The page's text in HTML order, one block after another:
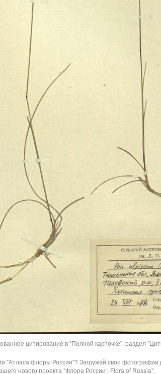
цитирование в "Полной карточке", раздел
"Атласа флоры России"? Загружай свои фотографии
нового проекта "Флора России | Flora of Russia".